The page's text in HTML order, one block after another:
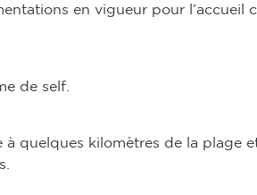
en vigueur pour l’accueil
de self.
quelques kilomètres de la plage